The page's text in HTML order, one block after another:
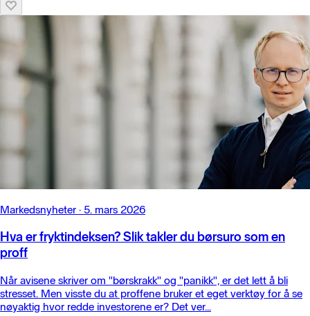
Markedsnyheter · 5. mars 2026
Hva er fryktindeksen? Slik takler du børsuro som en
proff
Når avisene skriver om "børskrakk" og "panikk", er det lett å bli
stresset. Men visste du at proffene bruker et eget verktøy for å se
nøyaktig hvor redde investorene er? Det ver...